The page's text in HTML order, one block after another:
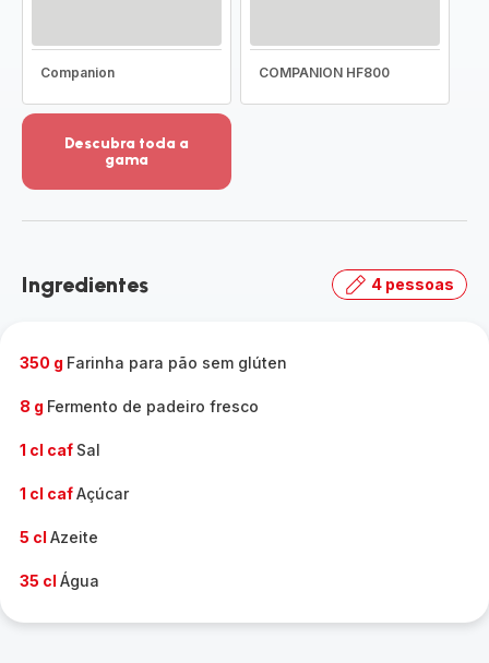
Companion COMPANION HF800
Descubra toda a
gama
detalhes
toda
Ingredientes 4 pessoas
350 g Farinha para pão sem glúten
8 g Fermento de padeiro fresco
1 cl caf Sal
1 cl cafAçúcar
5 cl Azeite
35 cl Água